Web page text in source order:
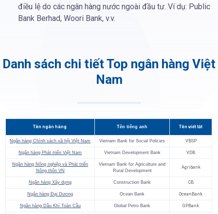
điều lệ do các ngân hàng nước ngoài đầu tư. Ví dụ: Public
Bank Berhad, Woori Bank, v.v.
Danh sách chi tiết Top ngân hàng Việt
Nam
Tên ngân hàng Tên tiếng anh Tên viết tắt
Ngân hàng Chính sách xã hội Việt Nam Vietnam Bank for Social Policies VBSP
Ngân hàng Phát triển Việt Nam Vietnam Development Bank VDB
Ngân hàng Nông nghiệp và Phát triển
Nông thôn VN
Vietnam Bank for Agriculture and
Rural Development
Agribank
Ngân hàng Xây dựng Construction Bank CB
Ngân hàng Đại Dương Ocean Bank OceanBank
Ngân hàng Dầu Khí Toàn Cầu Global Petro Bank GPBank